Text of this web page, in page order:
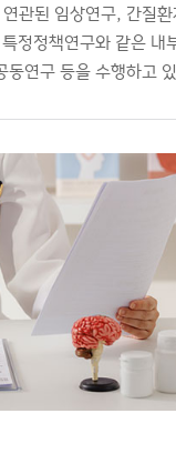
관된 임상연구, 간질
정정책연구와 같은 내
동연구 등을 수행하고